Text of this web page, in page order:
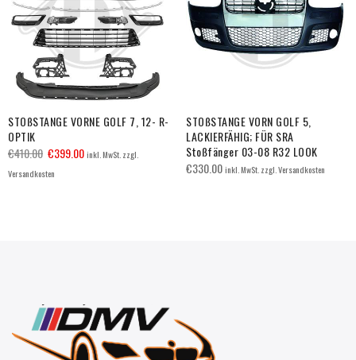
STOßSTANGE VORNE GOLF 7, 12- R-
OPTIK
€410.00 €399.00inkl. MwSt. zzgl.
Versandkosten
STOßSTANGE VORN GOLF 5,
LACKIERFÄHIG; FÜR SRA
Stoßfänger 03-08 R32 LOOK
€330.00inkl. MwSt. zzgl. Versandkosten